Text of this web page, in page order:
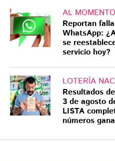
AL MOMENTO
Reportan
WhatsApp:
se
servicio hoy?
LOTERÍA
Resultados
3 de agosto
LISTA
números